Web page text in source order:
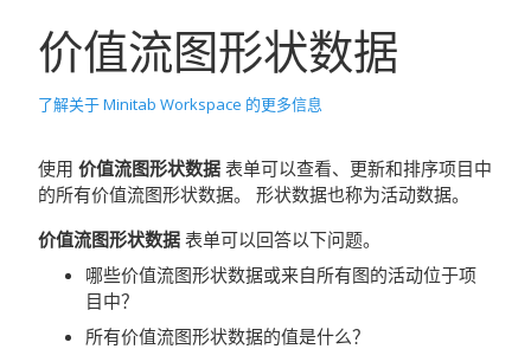
价值流图形状数据
了解关于 Minitab Workspace 的更多信息
使用 价值流图形状数据 表单可以查看、更新和排序项目中
的所有价值流图形状数据。
形状数据也称为活动数据。
价值流图形状数据 表单可以回答以下问题。
哪些价值流图形状数据或来自所有图的活动位于项
目中？
所有价值流图形状数据的值是什么？